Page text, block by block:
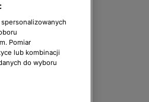
Pomiar
lub kombinacji
do wyboru